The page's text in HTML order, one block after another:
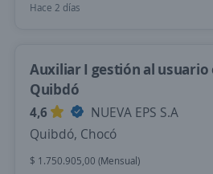
Hace 2 días
Auxiliar I gestión al usuario
Quibdó
4,6
NUEVA EPS S.A
Quibdó, Chocó
$ 1.750.905,00 (Mensual)